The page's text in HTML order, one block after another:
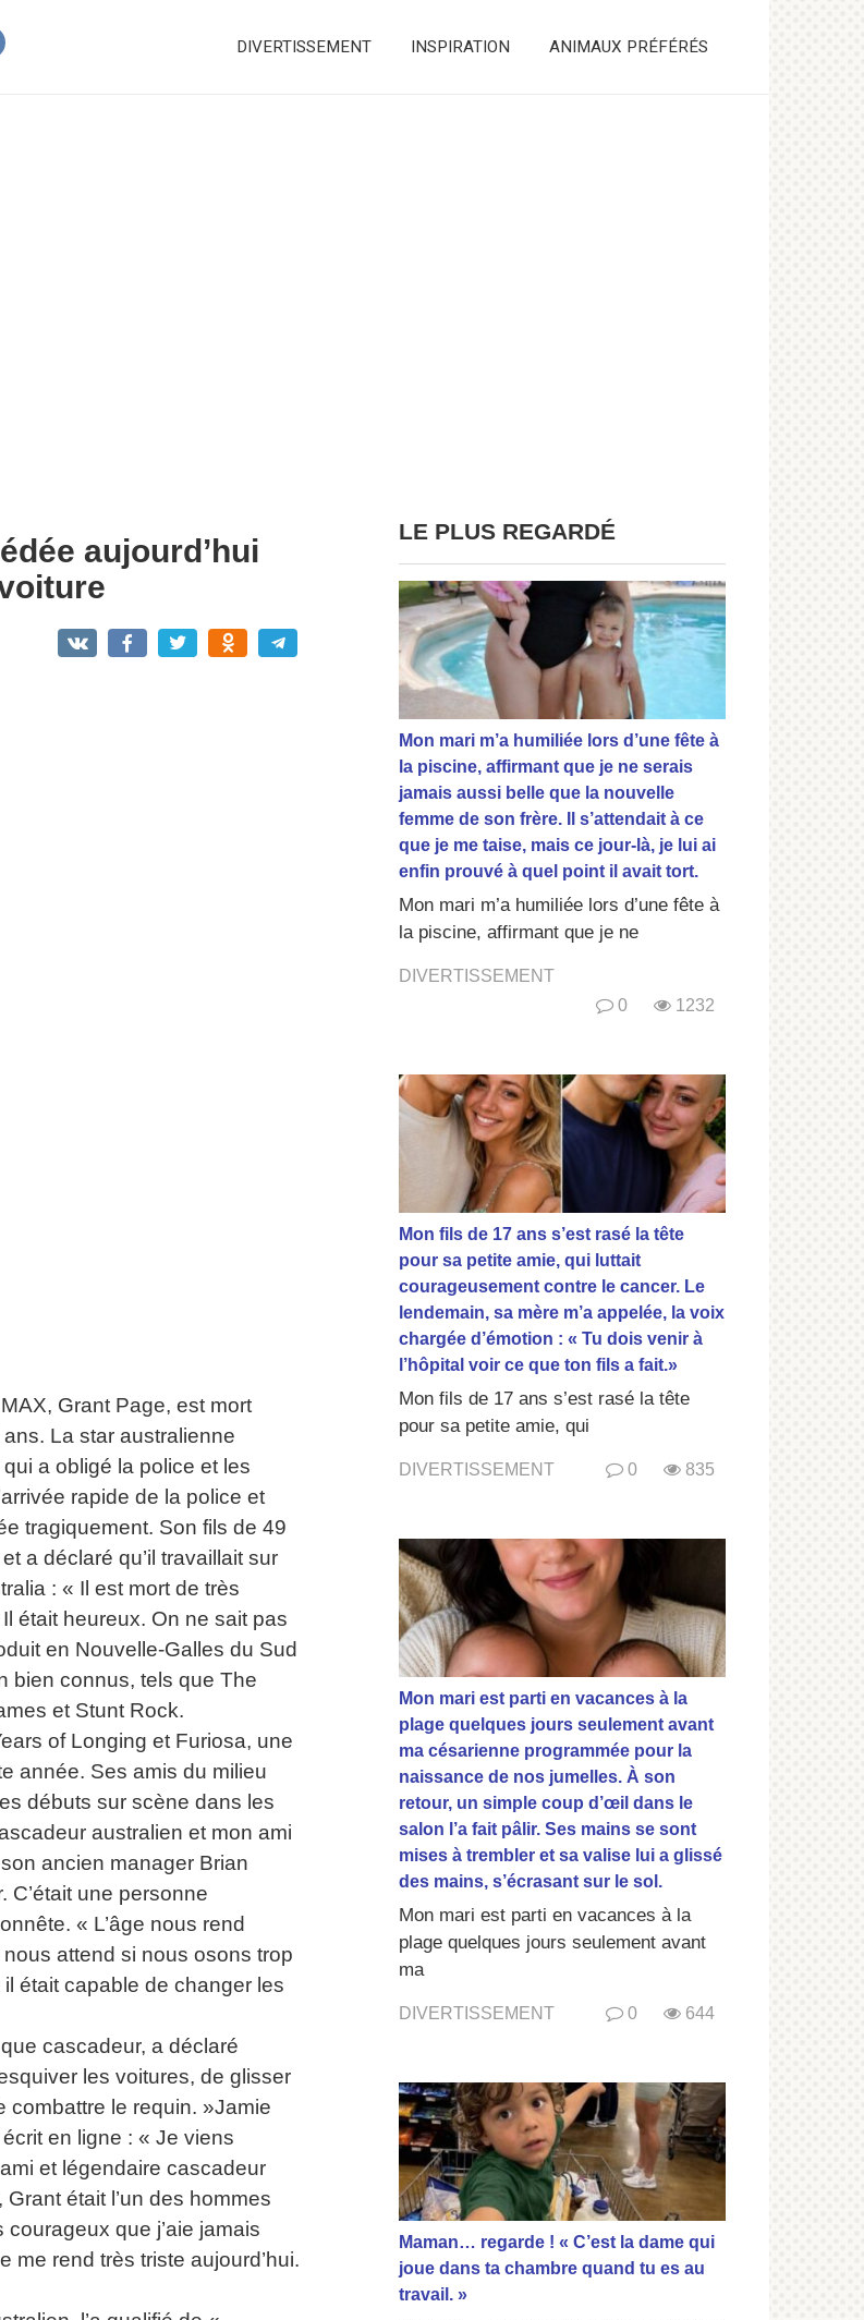
DIVERTISSEMENT INSPIRATION ANIMAUX PRÉFÉRÉS
aujourd’hui
Grant Page, est mort
ans. La star australienne
a obligé la police et les
rapide de la police et
tragiquement. Son fils de 49
a déclaré qu’il travaillait sur
: « Il est mort de très
Il était heureux. On ne sait pas
en Nouvelle-Galles du Sud
bien connus, tels que The
et Stunt Rock.
of Longing et Furiosa, une
année. Ses amis du milieu
débuts sur scène dans les
australien et mon ami
ancien manager Brian
C’était une personne
« L’âge nous rend
attend si nous osons trop
était capable de changer les
cascadeur, a déclaré
les voitures, de glisser
combattre le requin. »Jamie
en ligne : « Je viens
et légendaire cascadeur
Grant était l’un des hommes
que j’aie jamais
me rend très triste aujourd’hui.
LE PLUS REGARDÉ
Mon mari m’a humiliée lors d’une fête à
la piscine, affirmant que je ne serais
jamais aussi belle que la nouvelle
femme de son frère. Il s’attendait à ce
que je me taise, mais ce jour-là, je lui ai
enfin prouvé à quel point il avait tort.
Mon mari m’a humiliée lors d’une fête à
la piscine, affirmant que je ne
DIVERTISSEMENT
0
1232
Mon fils de 17 ans s’est rasé la tête
pour sa petite amie, qui luttait
courageusement contre le cancer. Le
lendemain, sa mère m’a appelée, la voix
chargée d’émotion : « Tu dois venir à
l’hôpital voir ce que ton fils a fait.»
Mon fils de 17 ans s’est rasé la tête
pour sa petite amie, qui
DIVERTISSEMENT 0 835
Mon mari est parti en vacances à la
plage quelques jours seulement avant
ma césarienne programmée pour la
naissance de nos jumelles. À son
retour, un simple coup d’œil dans le
salon l’a fait pâlir. Ses mains se sont
mises à trembler et sa valise lui a glissé
des mains, s’écrasant sur le sol.
Mon mari est parti en vacances à la
plage quelques jours seulement avant
ma
DIVERTISSEMENT 0 644
Maman… regarde ! « C’est la dame qui
joue dans ta chambre quand tu es au
travail. »